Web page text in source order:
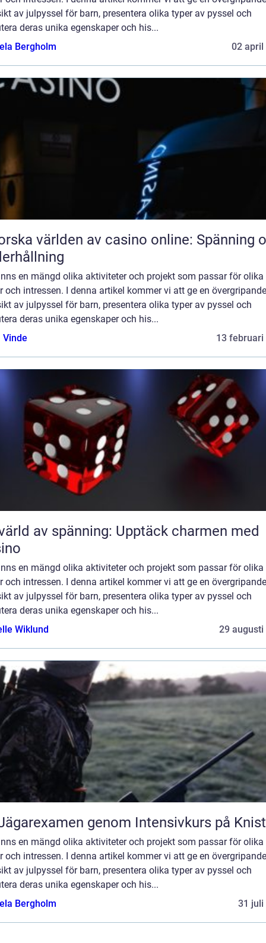
av julpyssel för barn, presentera olika typer av pyssel och
deras unika egenskaper och his...
Bergholm
02 april
världen av casino online: Spänning
en mängd olika aktiviteter och projekt som passar för olika
och intressen. I denna artikel kommer vi att ge en övergripande
av julpyssel för barn, presentera olika typer av pyssel och
deras unika egenskaper och his...
Vinde
13 februari
av spänning: Upptäck charmen med
en mängd olika aktiviteter och projekt som passar för olika
och intressen. I denna artikel kommer vi att ge en övergripande
av julpyssel för barn, presentera olika typer av pyssel och
deras unika egenskaper och his...
Wiklund
29 augusti
genom Intensivkurs på
en mängd olika aktiviteter och projekt som passar för olika
och intressen. I denna artikel kommer vi att ge en övergripande
av julpyssel för barn, presentera olika typer av pyssel och
deras unika egenskaper och his...
Bergholm
31 juli